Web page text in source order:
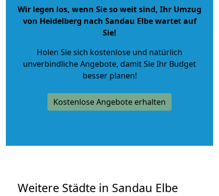
Wir legen los, wenn Sie so weit sind, Ihr Umzug
von Heidelberg nach Sandau Elbe wartet auf
Sie!
Holen Sie sich kostenlose und natürlich
unverbindliche Angebote, damit Sie Ihr Budget
besser planen!
Kostenlose Angebote erhalten
Weitere Städte in Sandau Elbe